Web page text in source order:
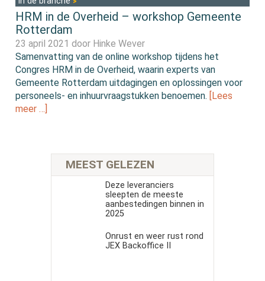
HRM in de Overheid – workshop Gemeente
Rotterdam
23 april 2021 door Hinke Wever
Samenvatting van de online workshop tijdens het
Congres HRM in de Overheid, waarin experts van
Gemeente Rotterdam uitdagingen en oplossingen voor
personeels- en inhuurvraagstukken benoemen.
[Lees
meer …]
MEEST GELEZEN
Deze leveranciers
sleepten de meeste
aanbestedingen binnen in
2025
Onrust en weer rust rond
JEX Backoffice II